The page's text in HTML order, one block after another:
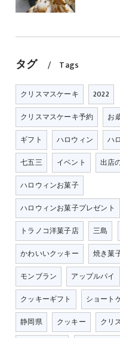
タグ Tags
クリスマスケーキ
2022
クリスマスケーキ予約
お
ギフト
ハロウィン
ハ
七五三
イベント
出店
ハロウィンお菓子
ハロウィンお菓子プレゼント
トラノコ洋菓子店
三島
かわいいクッキー
焼き菓
モンブラン
アップルパイ
クッキーギフト
ショート
静岡県
クッキー
クリ